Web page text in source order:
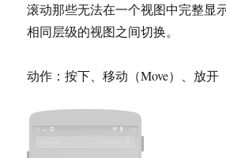
滚动那些无法在一个视图中完整显
相同层级的视图之间切换。
动作：按下、移动（Move）、放开